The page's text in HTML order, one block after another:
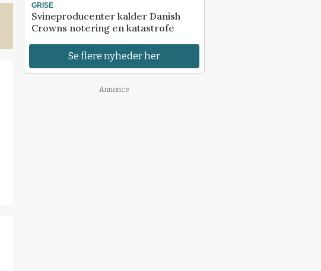
GRISE
Svineproducenter kalder Danish
Crowns notering en katastrofe
Se flere nyheder her
Annonce